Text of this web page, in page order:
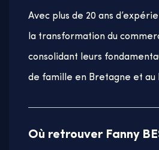
Avec plus de 20 ans
la transformation du
consolidant leurs
de famille en Bretagne et au
Où retrouver Fanny